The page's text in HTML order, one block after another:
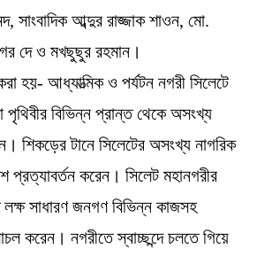
সাংবাদিক আব্দুর রাজ্জাক শাওন, মো.
দে ও মখছুছুর রহমান।
হয়- আধ্যাত্মিক ও পর্যটন নগরী সিলেটে
পৃথিবীর বিভিন্ন প্রান্ত থেকে অসংখ্য
শিকড়ের টানে সিলেটের অসংখ্য নাগরিক
প্রত্যাবর্তন করেন। সিলেট মহানগরীর
লক্ষ সাধারণ জনগণ বিভিন্ন কাজসহ
করেন। নগরীতে স্বাচ্ছন্দে চলতে গিয়ে